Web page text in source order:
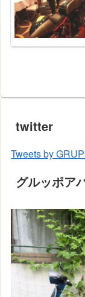
twitter
Tweets by
グルッポア